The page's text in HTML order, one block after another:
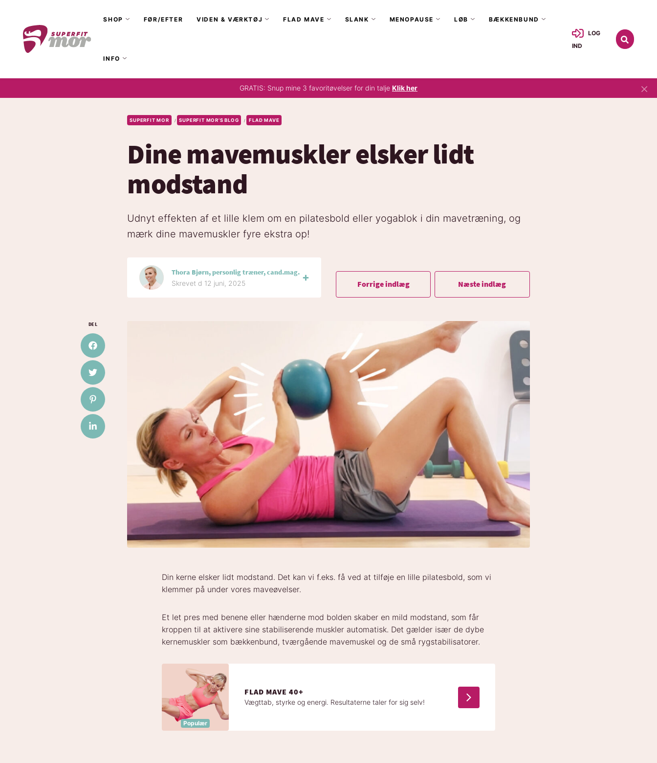
LOG
IND
SHOP FØR/EFTER VIDEN & VÆRKTØJ FLAD MAVE SLANK MENOPAUSE LØB BÆKKENBUND
INFO
GRATIS: Snup mine 3 favoritøvelser for din talje Klik her ×
SUPERFIT MOR / SUPERFIT MOR’S BLOG / FLAD MAVE
Dine mavemuskler elsker lidt
modstand
Udnyt effekten af et lille klem om en pilatesbold eller yogablok i din mavetræning, og
mærk dine mavemuskler fyre ekstra op!
Thora Bjørn, personlig træner, cand.mag.
Skrevet d 12 juni, 2025 Forrige indlæg Næste indlæg
DEL
Del på Facebook
Del på Twitter
Del på Pinterest
Del på LinkedIn
Din kerne elsker lidt modstand. Det kan vi f.eks. få ved at tilføje en lille pilatesbold, som vi
klemmer på under vores maveøvelser.
Et let pres med benene eller hænderne mod bolden skaber en mild modstand, som får
kroppen til at aktivere sine stabiliserende muskler automatisk. Det gælder især de dybe
kernemuskler som bækkenbund, tværgående mavemuskel og de små rygstabilisatorer.
Populær
FLAD MAVE 40+
Vægttab, styrke og energi. Resultaterne taler for sig selv!